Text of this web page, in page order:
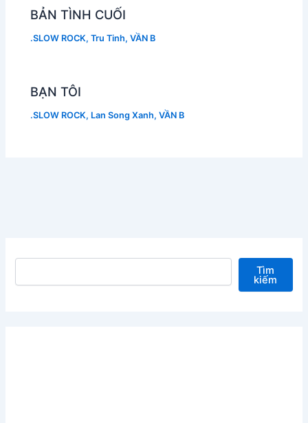
BẢN TÌNH CUỐI
.SLOW ROCK,Tru Tinh,VẦN B
BẠN TÔI
.SLOW ROCK, Lan Song Xanh,VẦN B
Tìm kiếm Tìm
kiếm